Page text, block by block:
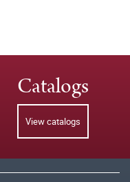
Catalogs
View catalogs